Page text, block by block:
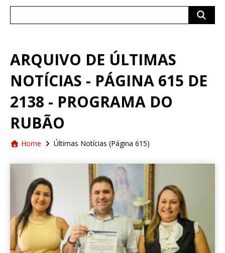
ARQUIVO DE ÚLTIMAS
NOTÍCIAS - PÁGINA 615 DE
2138 - PROGRAMA DO
RUBÃO
Home Últimas Notícias (Página 615)